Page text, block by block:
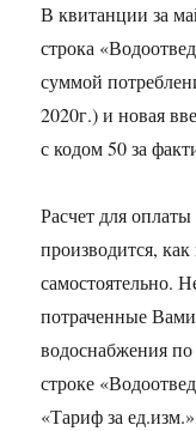
В квитанции за
строка
суммой
2020г.) и новая
с кодом 50 за
Расчет для
производится,
самостоятельно.
потраченные
водоснабжения
строке
«Тариф за